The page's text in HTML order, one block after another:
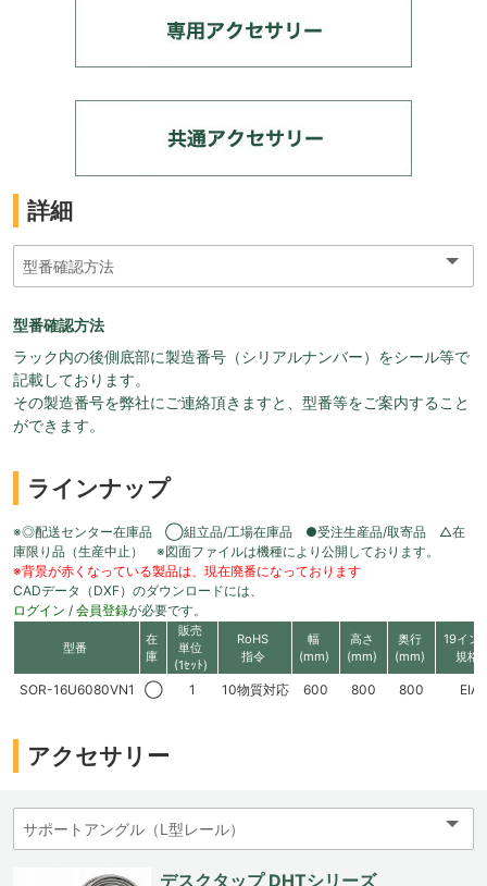
詳細
型番確認方法
ラック内の後側底部に製造番号（シリアルナンバー）をシール等で
記載しております。
その製造番号を弊社にご連絡頂きますと、型番等をご案内すること
ができます。
ラインナップ
※◎配送センター在庫品 ◯組立品/工場在庫品 ●受注生産品/取寄品 △在
庫限り品（生産中止） ※図面ファイルは機種により公開しております。
※背景が赤くなっている製品は、現在廃番になっております
CADデータ（DXF）のダウンロードには、
ログイン / 会員登録が必要です。
型番
在
庫
販売
単位
(1ｾｯﾄ)
RoHS
指令
幅
(mm)
高さ
(mm)
奥行
(mm)
19イン
規格
SOR-16U6080VN1 ◯ 1 10物質対応 600 800 800 EIA
アクセサリー
デスクタップ DHTシリーズ